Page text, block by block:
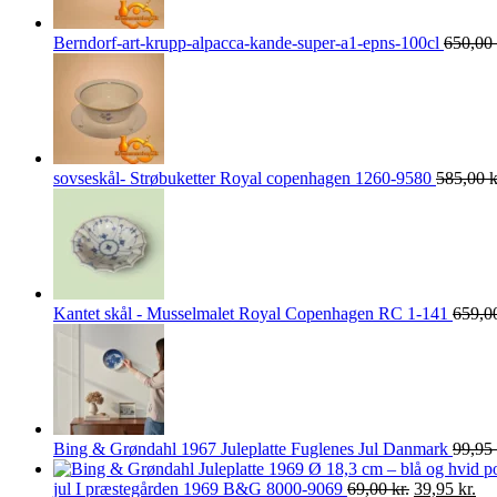
Berndorf-art-krupp-alpacca-kande-super-a1-epns-100cl 650,00
sovseskål- Strøbuketter Royal copenhagen 1260-9580 585,00
Kantet skål - Musselmalet Royal Copenhagen RC 1-141
Bing & Grøndahl 1967 Juleplatte Fuglenes Jul Danmark 99,95
jul I præstegården 1969 B&G 8000-9069 69,00kr. Den
39,95 kr.